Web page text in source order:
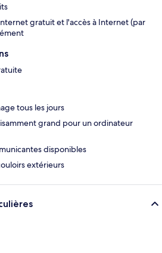
gratuit et l'accès à Internet (par
tous les jours
grand pour un ordinateur
disponibles
extérieurs